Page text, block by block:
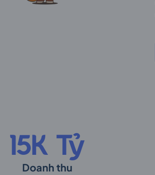
15K Tỷ
Doanh thu